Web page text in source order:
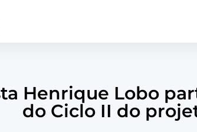
Henrique Lobo
do Ciclo II do